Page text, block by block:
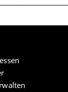
für den